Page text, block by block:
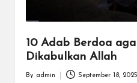
10 Adab Berdoa
Dikabulkan Allah
By admin September 18, 2025